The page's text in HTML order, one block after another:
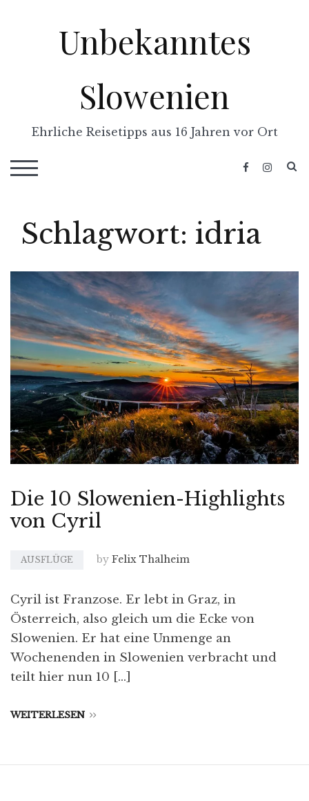
Unbekanntes
Slowenien
Ehrliche Reisetipps aus 16 Jahren vor Ort
TOGGLE MOBILE MENU
Schlagwort: idria
Die 10 Slowenien-Highlights
von Cyril
AUSFLÜGE by Felix Thalheim
Cyril ist Franzose. Er lebt in Graz, in
Österreich, also gleich um die Ecke von
Slowenien. Er hat eine Unmenge an
Wochenenden in Slowenien verbracht und
teilt hier nun 10 […]
WEITERLESEN